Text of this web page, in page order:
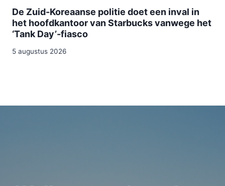
De Zuid-Koreaanse politie doet een inval in
het hoofdkantoor van Starbucks vanwege het
‘Tank Day’-fiasco
5 augustus 2026